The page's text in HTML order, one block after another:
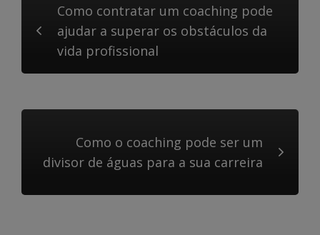
Como contratar um coaching pode
ajudar a superar os obstáculos da
vida profissional
Como o coaching pode ser um
divisor de águas para a sua carreira